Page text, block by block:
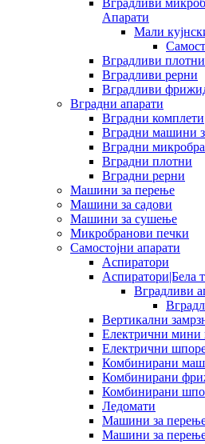
Апарати
Мали
Вградливи плотни
Вградливи рерни
Вградливи
Вградни апарати
Вградни комплети
Вградни машини
Вградни
Вградни плотни
Вградни рерни
Машини за перење
Машини за садови
Машини за сушење
Микробранови печки
Самостојни апарати
Аспиратори
Аспиратори|Бела
Вградливи
Вертикални
Електрични мини
Електрични
Комбинирани
Комбинирани
Комбинирани
Ледомати
Машини за
Машини за